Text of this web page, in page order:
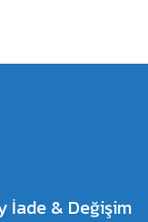
İade & Değişim